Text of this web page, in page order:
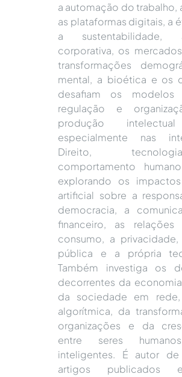
a automação do trabalho,
as plataformas digitais, a
a sustentabilidade,
corporativa, os
transformações
mental, a bioética e os
desafiam os modelos
regulação e
produção
especialmente nas
Direito,
comportamento
explorando os
artificial sobre a
democracia, a
financeiro, as
consumo, a
pública e a própria
Também investiga os
decorrentes da
da sociedade em
algorítmica, da
organizações e da
entre seres
inteligentes. É autor
artigos publicados